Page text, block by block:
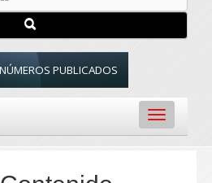
PUBLICADOS
Toggle
navigation